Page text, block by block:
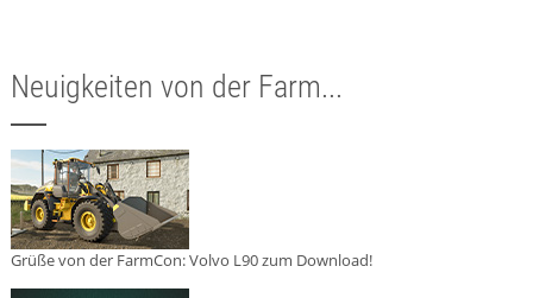
Neuigkeiten von der Farm...
Grüße von der FarmCon: Volvo L90 zum Download!